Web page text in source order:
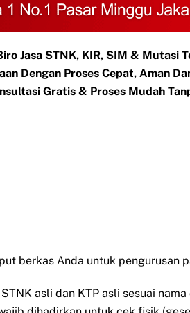
Jasa STNK, KIR, SIM & Mutasi
Dengan Proses Cepat, Aman
Gratis & Proses Mudah
berkas Anda untuk pengurusan
asli dan KTP asli sesuai